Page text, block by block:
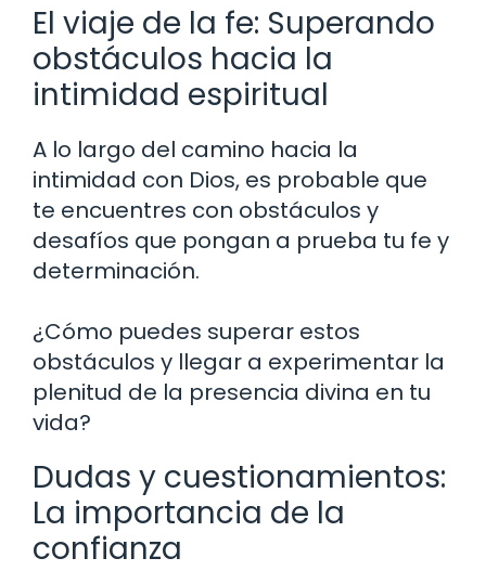
El viaje de la fe: Superando
obstáculos hacia la
intimidad espiritual
A lo largo del camino hacia la
intimidad con Dios, es probable que
te encuentres con obstáculos y
desafíos que pongan a prueba tu fe y
determinación.
¿Cómo puedes superar estos
obstáculos y llegar a experimentar la
plenitud de la presencia divina en tu
vida?
Dudas y cuestionamientos:
La importancia de la
confianza